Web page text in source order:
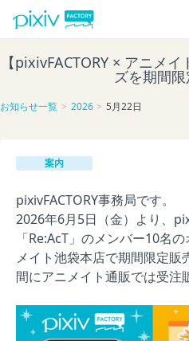
【pixivFACTORY × アニメ
ズを期間
お知らせ一覧 2026 5月22日
案内
pixivFACTORY事務局です。
2026年6月5日（金）より、
「Re:AcT」のメンバー10名
メイト池袋本店で期間限定販
間にアニメイト通販では受注